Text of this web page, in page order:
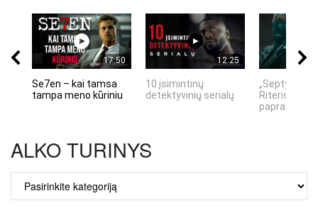
17:50
Se7en – kai tamsa
tampa meno kūriniu
12:25
10 įsimintinų
detektyvinių serialų
„Septynių
Riteris" – kai
ALKO TURINYS
ALKO
TURINYS